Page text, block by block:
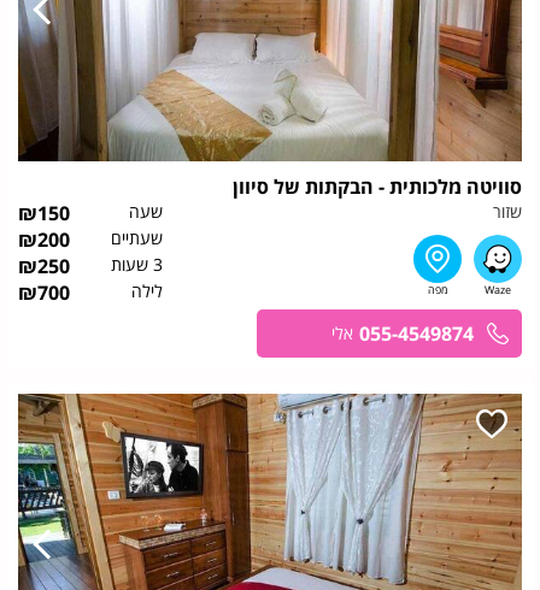
סוויטה מלכותית - הבקתות של סיוון
שזור שעה ₪150
שעתיים ₪200
3 שעות ₪250
לילה ₪700
055-4549874 אלי